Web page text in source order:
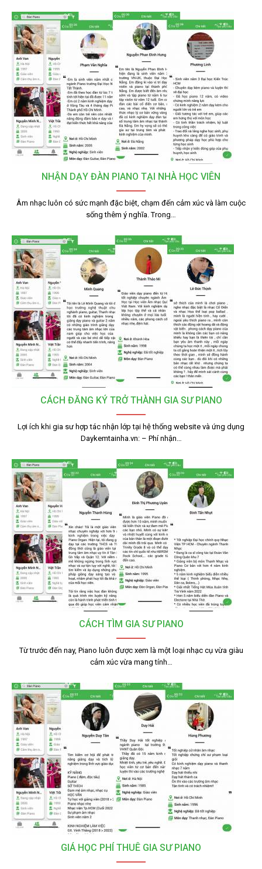
NHẬN DẠY ĐÀN PIANO TẠI NHÀ HỌC VIÊN
Âm nhạc luôn có sức mạnh đặc biệt, chạm đến cảm xúc và làm cuộc
sống thêm ý nghĩa. Trong…
CÁCH ĐĂNG KÝ TRỞ THÀNH GIA SƯ PIANO
Lợi ích khi gia sư hợp tác nhận lớp tại hệ thống website và ứng dụng
Daykemtainha.vn: – Phí nhận…
CÁCH TÌM GIA SƯ PIANO
Từ trước đến nay, Piano luôn được xem là một loại nhạc cụ vừa giàu
cảm xúc vừa mang tính…
GIÁ HỌC PHÍ THUÊ GIA SƯ PIANO